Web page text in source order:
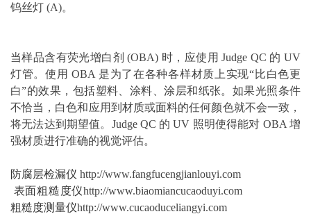
钨丝灯 (A)。
当样品含有荧光增白剂 (OBA) 时，应使用 Judge QC 的 UV
灯管。使用 OBA 是为了在各种各样材质上实现“比白色更
白”的效果，包括塑料、涂料、涂层和纸张。如果光照条件
不恰当，白色和应用到材质或面料的任何颜色就不会一致，
将无法达到期望值。Judge QC 的 UV 照明使得能对 OBA 增
强材质进行准确的视觉评估。
防腐层检漏仪 http://www.fangfucengjianlouyi.com
表面粗糙度仪http://www.biaomiancucaoduyi.com
粗糙度测量仪http://www.cucaoduceliangyi.com